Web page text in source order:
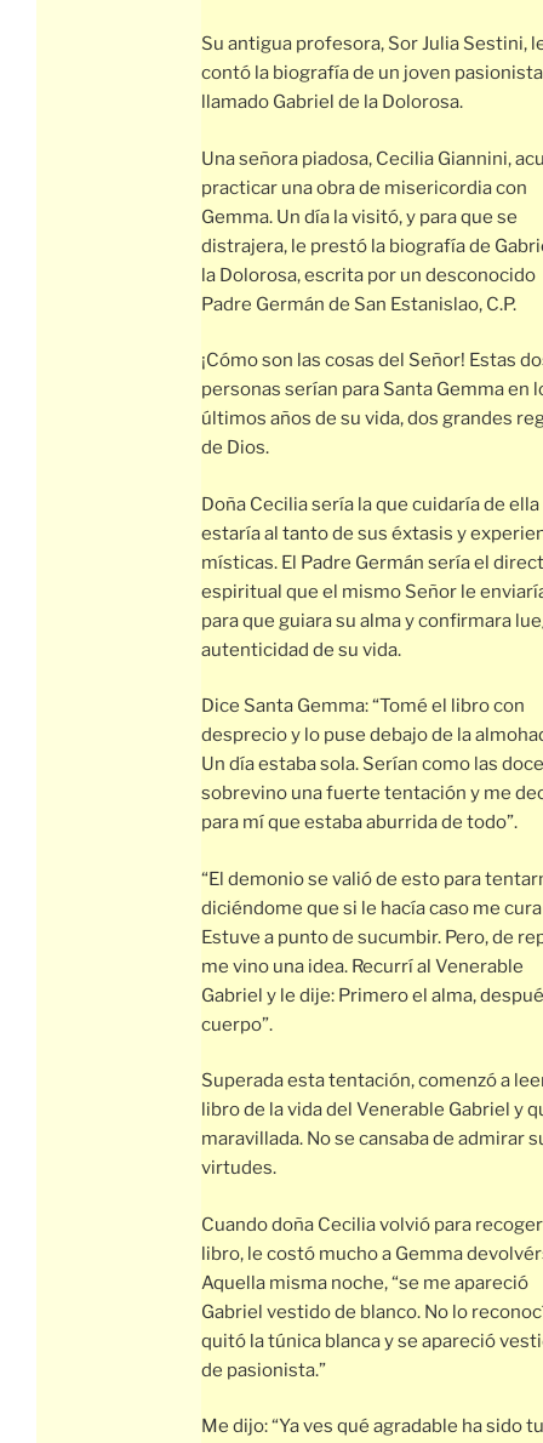
Su antigua profesora, Sor Julia Sestini,
contó la biografía de un joven
llamado Gabriel de la Dolorosa.
Una señora piadosa, Cecilia Giannini,
practicar una obra de misericordia con
Gemma. Un día la visitó, y para que se
distrajera, le prestó la biografía de
la Dolorosa, escrita por un desconocido
Padre Germán de San Estanislao, C.P.
¡Cómo son las cosas del Señor! Estas
personas serían para Santa Gemma en
últimos años de su vida, dos grandes
de Dios.
Doña Cecilia sería la que cuidaría de ella
estaría al tanto de sus éxtasis y
místicas. El Padre Germán sería el
espiritual que el mismo Señor le
para que guiara su alma y confirmara
autenticidad de su vida.
Dice Santa Gemma: “Tomé el libro con
desprecio y lo puse debajo de la
Un día estaba sola. Serían como las
sobrevino una fuerte tentación y me
para mí que estaba aburrida de todo”.
“El demonio se valió de esto para
diciéndome que si le hacía caso me
Estuve a punto de sucumbir. Pero, de
me vino una idea. Recurrí al Venerable
Gabriel y le dije: Primero el alma,
cuerpo”.
Superada esta tentación, comenzó a
libro de la vida del Venerable Gabriel y
maravillada. No se cansaba de admirar
virtudes.
Cuando doña Cecilia volvió para
libro, le costó mucho a Gemma
Aquella misma noche, “se me apareció
Gabriel vestido de blanco. No lo
quitó la túnica blanca y se apareció
de pasionista.”
Me dijo: “Ya ves qué agradable ha sido tu